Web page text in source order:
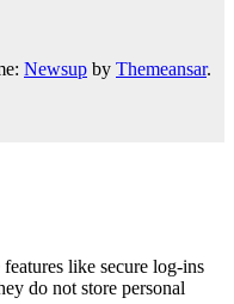
Newsup by Themeansar.
like secure log-ins
do not store personal